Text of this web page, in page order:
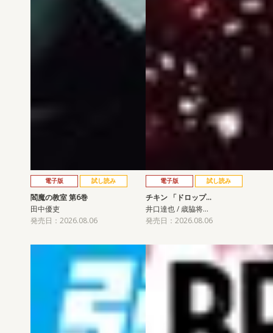
電子版 試し読み
閻魔の教室 第6巻
田中優吏
発売日：2026.08.06
電子版 試し読み
チキン 「ドロップ…
井口達也 / 歳脇将…
発売日：2026.08.06